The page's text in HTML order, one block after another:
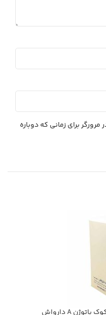
برای زمانی که دوباره